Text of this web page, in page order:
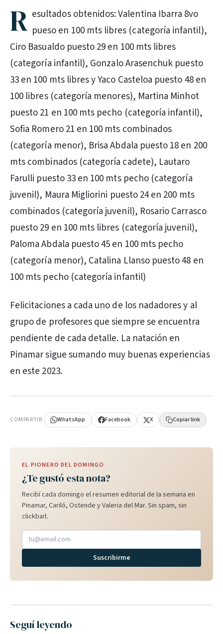
R esultados obtenidos: Valentina Ibarra 8vo
pueso en 100 mts libres (categoría infantil),
Ciro Basualdo puesto 29 en 100 mts libres
(categoría infantil), Gonzalo Arasenchuk puesto
33 en 100 mts libres y Yaco Casteloa puesto 48 en
100 libres (categoría menores), Martina Minhot
puesto 21 en 100 mts pecho (categoría infantil),
Sofia Romero 21 en 100 mts combinados
(categoría menor), Brisa Abdala puesto 18 en 200
mts combinados (categoría cadete), Lautaro
Farulli puesto 33 en 100 mts pecho (categoría
juvenil), Maura Migliorini puesto 24 en 200 mts
combinados (categoría juvenil), Rosario Carrasco
puesto 29 en 100 mts libres (categoría juvenil),
Paloma Abdala puesto 45 en 100 mts pecho
(categoría menor), Catalina Llanso puesto 48 en
100 mts pecho (categoría infantil)
Felicitaciones a cada uno de los nadadores y al
grupo de profesores que siempre se encuentra
pendiente de cada detalle. La natación en
Pinamar sigue sumando muy buenas experiencias
en este 2023.
COMPARTIR WhatsApp Facebook X Copiar link
EL PIONERO DEL DOMINGO
¿Te gustó esta nota?
Recibí cada domingo el resumen editorial de la semana en
Pinamar, Cariló, Ostende y Valeria del Mar. Sin spam, sin
clickbait.
Suscribirme
Seguí leyendo